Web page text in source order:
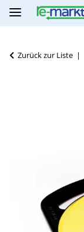
Zurück zur Liste